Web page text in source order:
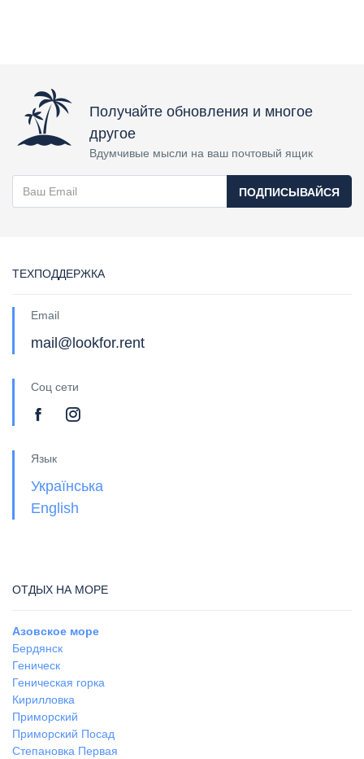
Получайте обновления и многое
другое
Вдумчивые мысли на ваш почтовый ящик
ПОДПИСЫВАЙСЯ
ТЕХПОДДЕРЖКА
Email
mail@lookfor.rent
Соц сети
Язык
Українська
English
ОТДЫХ НА МОРЕ
Азовское море
Бердянск
Геническ
Геническая горка
Кирилловка
Приморский
Приморский Посад
Степановка Первая